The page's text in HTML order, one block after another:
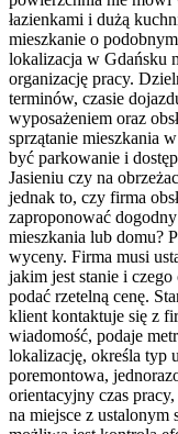
łazienkami i dużą
mieszkanie o
lokalizacja w Gdańsku
organizację pracy.
terminów, czasie
wyposażeniem oraz
sprzątanie mieszkania
być parkowanie i
Jasieniu czy na
jednak to, czy firma
zaproponować dogodny
mieszkania lub domu?
wyceny. Firma musi
jakim jest stanie i
podać rzetelną cenę.
klient kontaktuje się z
wiadomość, podaje
lokalizację, określa typ
poremontowa,
orientacyjny czas
na miejsce z